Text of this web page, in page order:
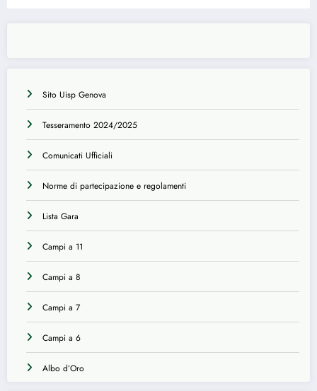
Sito Uisp Genova
Tesseramento 2024/2025
Comunicati Ufficiali
Norme di partecipazione e regolamenti
Lista Gara
Campi a 11
Campi a 8
Campi a 7
Campi a 6
Albo d’Oro